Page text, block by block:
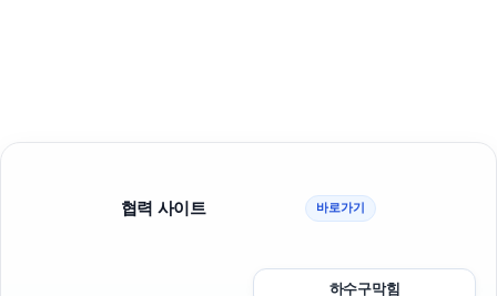
협력 사이트 바로가기
하수구막힘